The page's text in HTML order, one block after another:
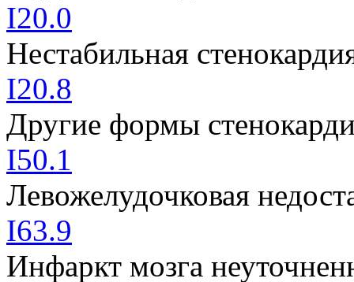
I20.0
Нестабильная
I20.8
Другие формы
I50.1
Левожелудочковая
I63.9
Инфаркт мозга